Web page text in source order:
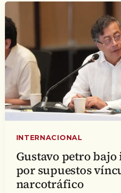
INTERNACIONAL
Gustavo petro
por supuestos
narcotráfico